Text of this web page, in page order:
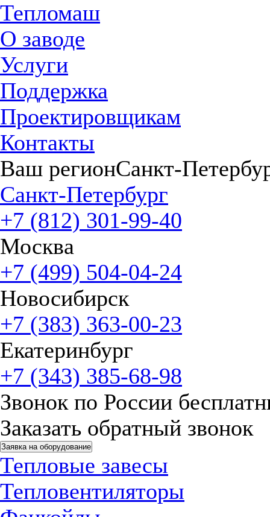
Тепломаш
О заводе
Услуги
Поддержка
Проектировщикам
Контакты
Ваш регионСанкт-
Санкт-Петербург
+7 (812) 301-99-40
Москва
+7 (499) 504-04-24
Новосибирск
+7 (383) 363-00-23
Екатеринбург
+7 (343) 385-68-98
Звонок по России
Заказать обратный звонок
Заявка на оборудование
Тепловые завесы
Тепловентиляторы